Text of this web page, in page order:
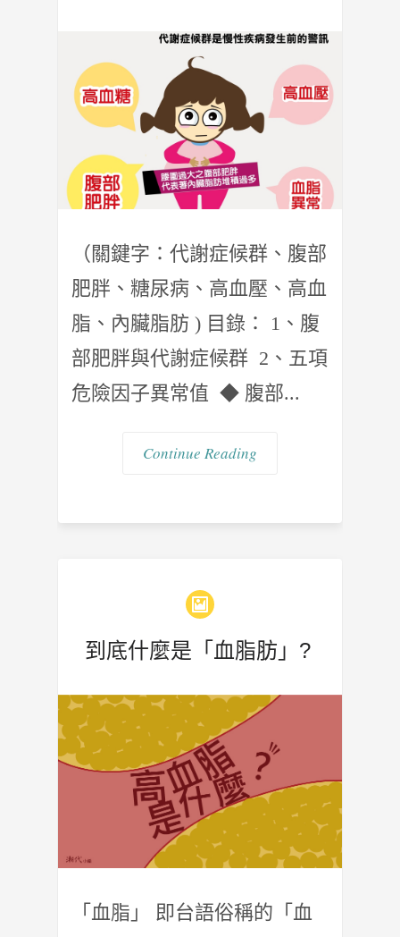
（關鍵字：代謝症候群、腹部
肥胖、糖尿病、高血壓、高血
脂、內臟脂肪 ) 目錄： 1、腹
部肥胖與代謝症候群 2、五項
危險因子異常值 ◆ 腹部...
Continue Reading
到底什麼是「血脂肪」?
「血脂」 即台語俗稱的「血